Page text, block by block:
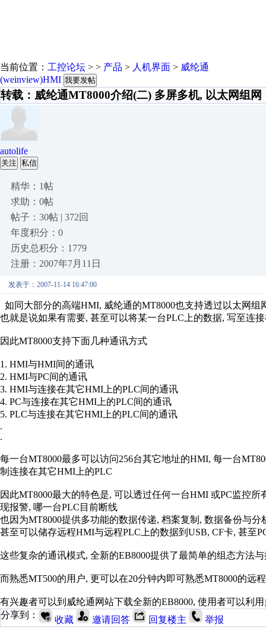
当前位置： 工控论坛 > > 产品 > 人机界面 > 威纶通
(weinview)HMI 我要发帖
转载：威纶通MT8000介绍(二) 多屏多机, 以太网组网
autolife
关注 私信
精华：1帖
求助：0帖
帖子：30帖 | 372回
年度积分：0
历史总积分：1779
注册：2007年7月11日
发表于：2007-11-14 16:47:00
如同大部分的高端HMI, 威纶通的MT8000也支持透过以太网组
也就是说如果有需要, 甚至可以将某一台PLC上的数据, 写至连
因此MT8000支持下面几种通讯方式
1. HMI与HMI间的通讯
2. HMI与PC间的通讯
3. HMI与连接在其它HMI上的PLC间的通讯
4. PC与连接在其它HMI上的PLC间的通讯
5. PLC与连接在其它HMI上的PLC间的通讯
.
.
每一台MT8000最多可以访问256台其它地址的HMI, 每一台
制连接在其它HMI上的PLC
因此MT8000最大的特色是, 可以透过任何一台HMI 或PC监控
现报警, 哪一台PLC目前断线
也因为MT8000提供多功能的数据传递, 档案复制, 数据备份与
甚至可以储存远程HMI与远程PLC上的数据到USB, CF卡, 甚至
这些复杂的通讯模式, 全新的EB8000提供了最简单的组态方法
而熟悉MT500的用户, 更可以在20分钟内即可熟悉MT8000的远
有兴趣者可以到威纶通网站下载全新的EB8000, 使用者可以利
分享到：
收藏 邀请回答 回复楼主 举报